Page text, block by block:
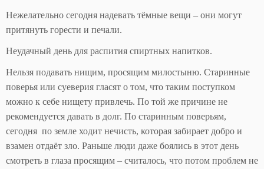
Нежелательно сегодня надевать тёмные вещи – они могут
притянуть горести и печали.
Неудачный день для распития спиртных напитков.
Нельзя подавать нищим, просящим милостыню. Старинные
поверья или суеверия гласят о том, что таким поступком
можно к себе нищету привлечь. По той же причине не
рекомендуется давать в долг. По старинным поверьям,
сегодня по земле ходит нечисть, которая забирает добро и
взамен отдаёт зло. Раньше люди даже боялись в этот день
смотреть в глаза просящим – считалось, что потом проблем не